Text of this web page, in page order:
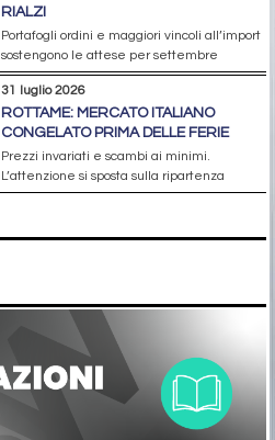
RIALZI
Portafogli ordini e maggiori vincoli all’import
sostengono le attese per settembre
31 luglio 2026
ROTTAME: MERCATO ITALIANO
CONGELATO PRIMA DELLE FERIE
Prezzi invariati e scambi ai minimi.
L’attenzione si sposta sulla ripartenza